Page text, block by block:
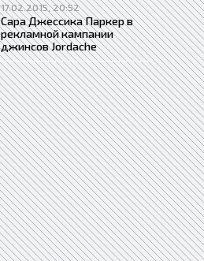
17.02.2015, 20:52
Сара Джессика Паркер в
рекламной кампании
джинсов Jordache